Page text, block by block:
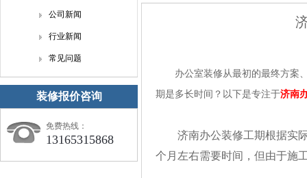
办公室装修从最初的最终方案、
期是多长时间？以下是专注于济南
济南办公装修工期根据实际
个月左右需要时间，但由于施
公司新闻
行业新闻
常见问题
装修报价咨询
免费热线：
13165315868